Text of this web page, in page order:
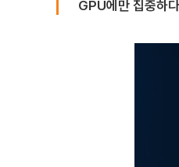
GPU에만 집중하